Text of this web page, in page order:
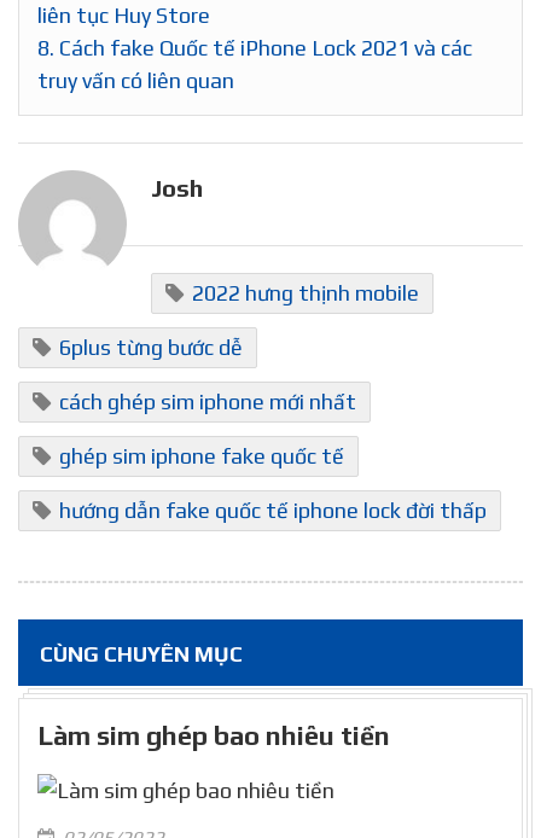
liên tục Huy Store
8. Cách fake Quốc tế iPhone Lock 2021 và các
truy vấn có liên quan
Josh
2022 hưng thịnh mobile
6plus từng bước dễ
cách ghép sim iphone mới nhất
ghép sim iphone fake quốc tế
hướng dẫn fake quốc tế iphone lock đời thấp
CÙNG CHUYÊN MỤC
Làm sim ghép bao nhiêu tiền